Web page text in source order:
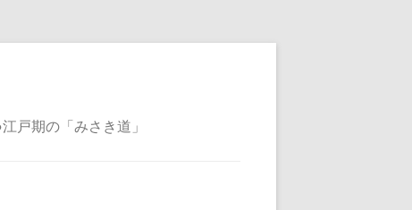
戸期の「みさき道」